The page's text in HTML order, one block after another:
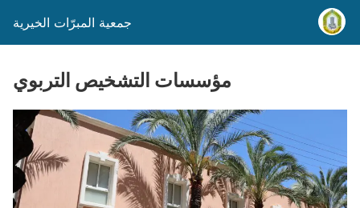
جمعية المبرّات الخيرية
مؤسسات التشخيص التربوي